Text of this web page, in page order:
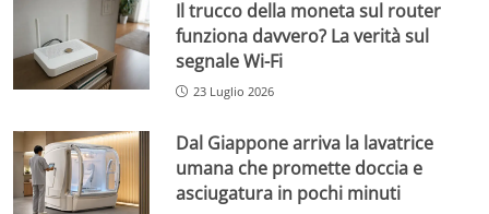
Il trucco della moneta sul router
funziona davvero? La verità sul
segnale Wi-Fi
23 Luglio 2026
Dal Giappone arriva la lavatrice
umana che promette doccia e
asciugatura in pochi minuti